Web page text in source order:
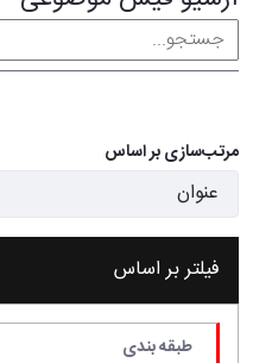
مرتب‌سازی بر اساس
فیلتر بر اساس
طبقه بندی